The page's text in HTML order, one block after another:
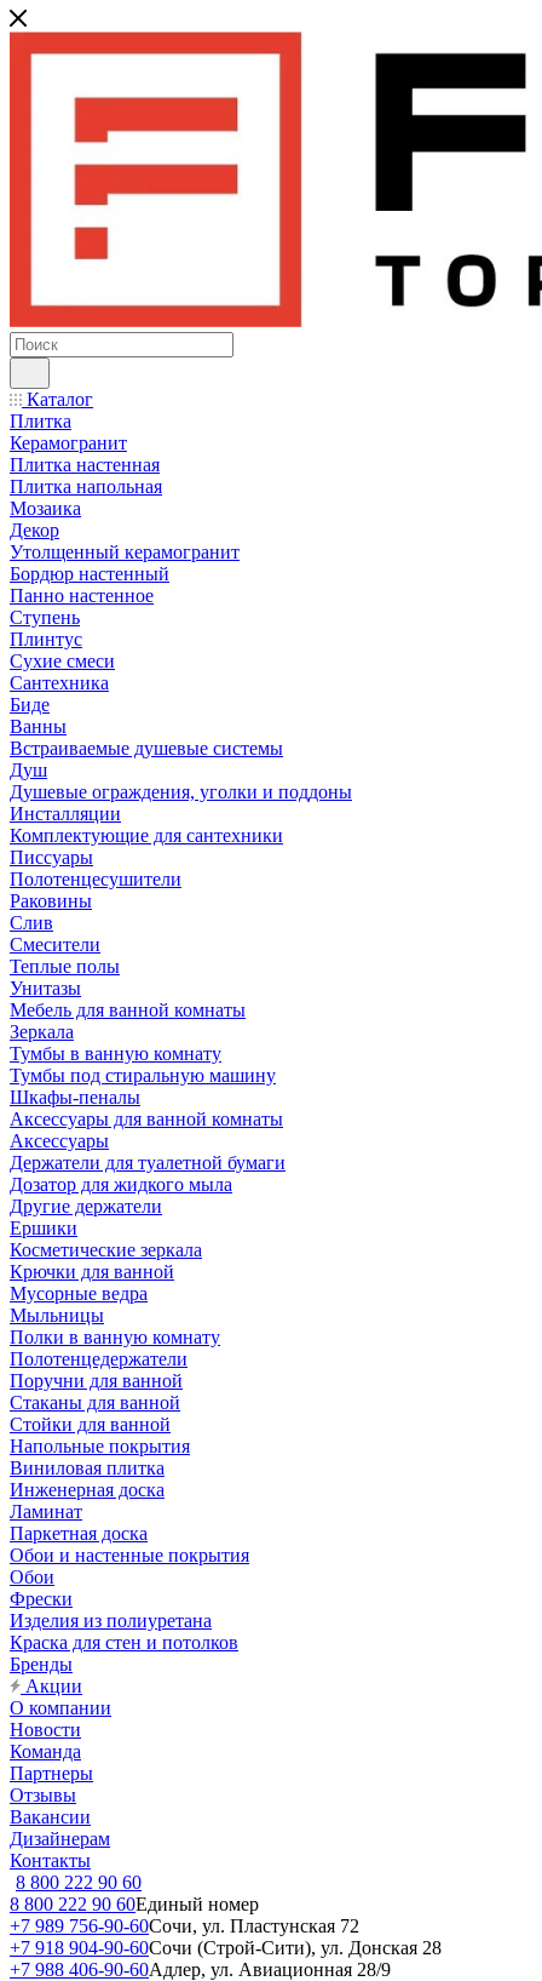
Каталог
Плитка
Керамогранит
Плитка настенная
Плитка напольная
Мозаика
Декор
Утолщенный керамогранит
Бордюр настенный
Панно настенное
Ступень
Плинтус
Сухие смеси
Сантехника
Биде
Ванны
Встраиваемые душевые системы
Душ
Душевые ограждения, уголки и поддоны
Инсталляции
Комплектующие для сантехники
Писсуары
Полотенцесушители
Раковины
Слив
Смесители
Теплые полы
Унитазы
Мебель для ванной комнаты
Зеркала
Тумбы в ванную комнату
Тумбы под стиральную машину
Шкафы-пеналы
Аксессуары для ванной комнаты
Аксессуары
Держатели для туалетной бумаги
Дозатор для жидкого мыла
Другие держатели
Ершики
Косметические зеркала
Крючки для ванной
Мусорные ведра
Мыльницы
Полки в ванную комнату
Полотенцедержатели
Поручни для ванной
Стаканы для ванной
Стойки для ванной
Напольные покрытия
Виниловая плитка
Инженерная доска
Ламинат
Паркетная доска
Обои и настенные покрытия
Обои
Фрески
Изделия из полиуретана
Краска для стен и потолков
Бренды
Акции
О компании
Новости
Команда
Партнеры
Отзывы
Вакансии
Дизайнерам
Контакты
8 800 222 90 60
8 800 222 90 60Единый номер
+7 989 756-90-60Сочи, ул. Пластунская 72
+7 918 904-90-60Сочи (Строй-Сити), ул. Донская 28
+7 988 406-90-60Адлер, ул. Авиационная 28/9